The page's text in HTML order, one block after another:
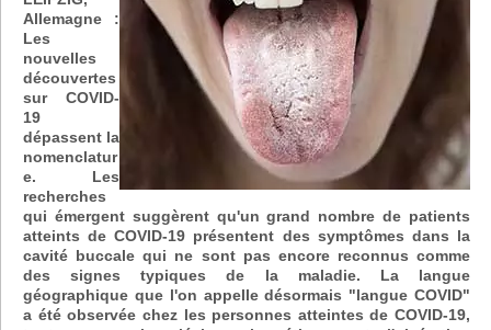
Allemagne :
Les
nouvelles
découvertes
sur COVID-
19
dépassent la
nomenclatur
e. Les
recherches
qui émergent suggèrent qu'un grand nombre de patients
atteints de COVID-19 présentent des symptômes dans la
cavité buccale qui ne sont pas encore reconnus comme
des signes typiques de la maladie. La langue
géographique que l'on appelle désormais "langue COVID"
a été observée chez les personnes atteintes de COVID-19,